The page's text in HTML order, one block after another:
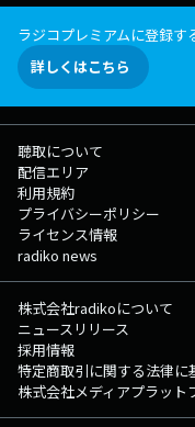
ラジコプレミアムに登録
詳しくはこちら
聴取について
配信エリア
利用規約
プライバシーポリシー
ライセンス情報
radiko news
株式会社radikoについて
ニュースリリース
採用情報
特定商取引に関する法律に
株式会社メディアプラット